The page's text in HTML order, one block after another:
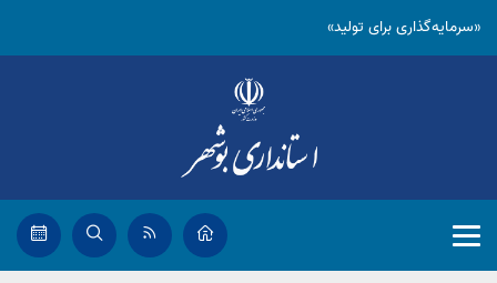
«سرمایه‌گذاری برای تولید»